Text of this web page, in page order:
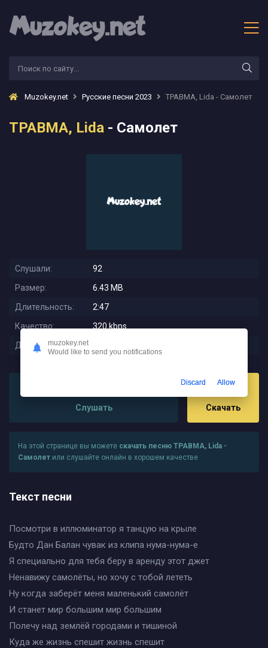
Muzokey.net Русские песни 2023 ТРАВМА, Lida - Самолет
ТРАВМА, Lida - Самолет
Слушали:
92
Размер:
6.43 MB
Длительность:
2:47
Качество:
320 kbps
Дата релиза:
Слушать Скачать
На этой странице вы можете скачать песню ТРАВМА, Lida -
Самолет или слушайте онлайн в хорошем качестве
Текст песни
Посмотри в иллюминатор я танцую на крыле
Будто Дан Балан чувак из клипа нума-нума-е
Я специально для тебя беру в аренду этот джет
Ненавижу самолёты, но хочу с тобой лететь
Ну когда заберёт меня маленький самолёт
И станет мир большим мир большим
Полечу над землёй городами и тишиной
Куда же жизнь спешит жизнь спешит
muzokey.net
Would like to send you notifications
Discard Allow